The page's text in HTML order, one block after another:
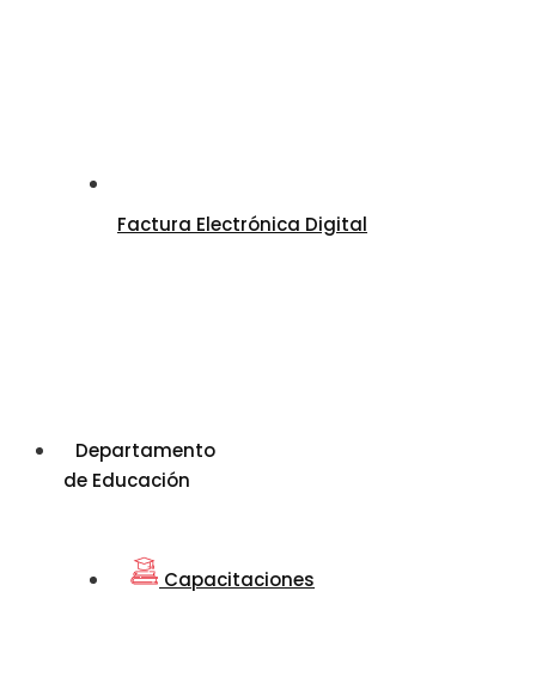
Factura Electrónica Digital
Departamento
de Educación
Capacitaciones